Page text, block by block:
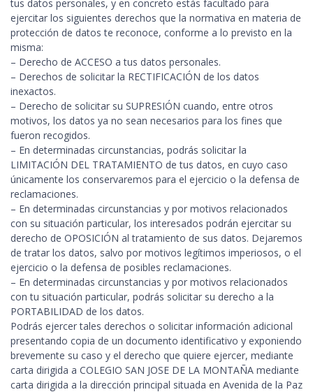
tus datos personales, y en concreto estás facultado para
ejercitar los siguientes derechos que la normativa en materia de
protección de datos te reconoce, conforme a lo previsto en la
misma:
– Derecho de ACCESO a tus datos personales.
– Derechos de solicitar la RECTIFICACIÓN de los datos
inexactos.
– Derecho de solicitar su SUPRESIÓN cuando, entre otros
motivos, los datos ya no sean necesarios para los fines que
fueron recogidos.
– En determinadas circunstancias, podrás solicitar la
LIMITACIÓN DEL TRATAMIENTO de tus datos, en cuyo caso
únicamente los conservaremos para el ejercicio o la defensa de
reclamaciones.
– En determinadas circunstancias y por motivos relacionados
con su situación particular, los interesados podrán ejercitar su
derecho de OPOSICIÓN al tratamiento de sus datos. Dejaremos
de tratar los datos, salvo por motivos legítimos imperiosos, o el
ejercicio o la defensa de posibles reclamaciones.
– En determinadas circunstancias y por motivos relacionados
con tu situación particular, podrás solicitar su derecho a la
PORTABILIDAD de los datos.
Podrás ejercer tales derechos o solicitar información adicional
presentando copia de un documento identificativo y exponiendo
brevemente su caso y el derecho que quiere ejercer, mediante
carta dirigida a COLEGIO SAN JOSE DE LA MONTAÑA mediante
carta dirigida a la dirección principal situada en Avenida de la Paz